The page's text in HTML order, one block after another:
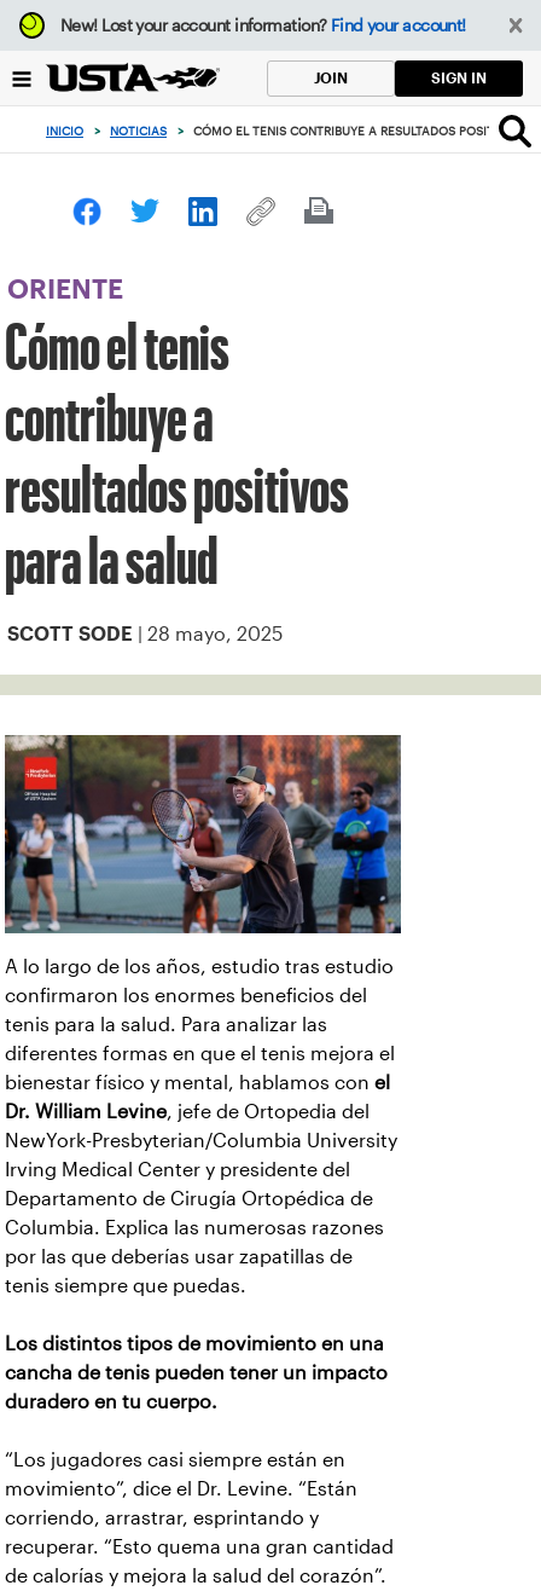
Enfoque
desde
botón
volver
principio
New!Lost your account information? Find your account!
JOIN SIGN IN
INICIO > NOTICIAS > CÓMO EL TENIS CONTRIBUYE A RESULTADOS POSITIVOS
ORIENTE
Cómo el tenis
contribuye a
resultados positivos
para la salud
SCOTT SODE | 28 mayo, 2025
A lo largo de los años, estudio tras estudio
confirmaron los enormes beneficios del
tenis para la salud. Para analizar las
diferentes formas en que el tenis mejora el
bienestar físico y mental, hablamos con el
Dr. William Levine, jefe de Ortopedia del
NewYork-Presbyterian/Columbia University
Irving Medical Center y presidente del
Departamento de Cirugía Ortopédica de
Columbia. Explica las numerosas razones
por las que deberías usar zapatillas de
tenis siempre que puedas.
Los distintos tipos de movimiento en una
cancha de tenis pueden tener un impacto
duradero en tu cuerpo.
“Los jugadores casi siempre están en
movimiento”, dice el Dr. Levine. “Están
corriendo, arrastrar, esprintando y
recuperar. “Esto quema una gran cantidad
de calorías y mejora la salud del corazón”.